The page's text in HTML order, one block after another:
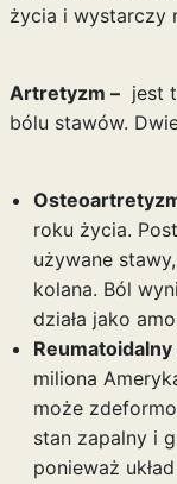
życia i wystarczy
Artretyzm –jest
bólu stawów.
roku życia.
używane
kolana. Ból
działa jako
miliona
może
stan zapalny i
ponieważ